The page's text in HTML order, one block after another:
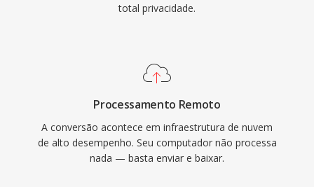
total privacidade.
Processamento Remoto
A conversão acontece em infraestrutura de nuvem
de alto desempenho. Seu computador não processa
nada — basta enviar e baixar.